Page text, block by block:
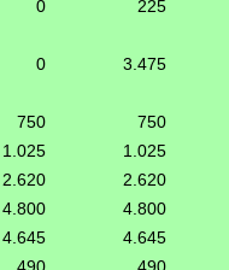
0 225
0 3.475
750 750
1.025 1.025
2.620 2.620
4.800 4.800
4.645 4.645